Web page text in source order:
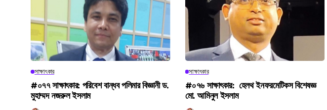
সাক্ষাৎকার
#০৭৭ সাক্ষাৎকার: পরিবেশ বান্ধব পলিমার বিজ্ঞানী ড.
মুহাম্মদ নজরুল ইসলাম
সাক্ষাৎকার
#০৭৬ সাক্ষাৎকার: হেলথ ইনফরমেটিকস বিশেষজ্ঞ
মো. আমিনুল ইসলাম